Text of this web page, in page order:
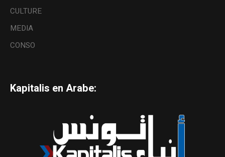
CULTURE
MEDIA
CONSO
Kapitalis en Arabe: